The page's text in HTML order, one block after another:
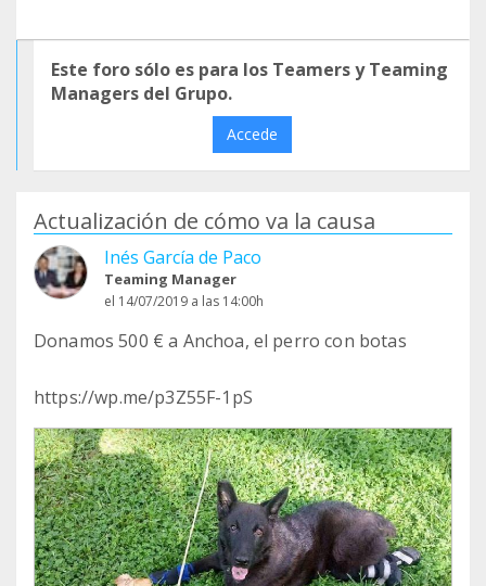
Este foro sólo es para los Teamers y Teaming
Managers del Grupo.
Accede
Actualización de cómo va la causa
Inés García de Paco
Teaming Manager
el 14/07/2019 a las 14:00h
Donamos 500 € a Anchoa, el perro con botas
https://wp.me/p3Z55F-1pS